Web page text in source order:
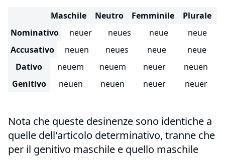
Maschile Neutro Femminile
Plurale
Nominativo
neuer neues neue
neue
Accusativo
neuen neues neue
neue
Dativo
neuem neuem neuer
neuen
Genitivo
neuen neuen neuer neuer
Nota che queste desinenze sono identiche a
quelle dell'articolo determinativo, tranne che
per il genitivo maschile e quello maschile